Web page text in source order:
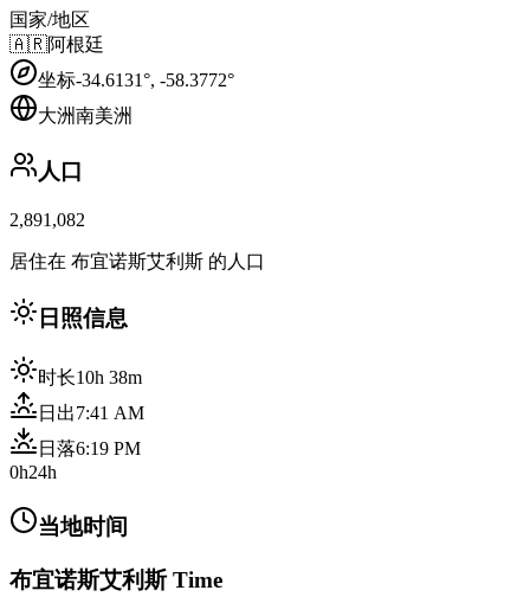
国家/地区
🇦🇷阿根廷
坐标-34.6131°, -58.3772°
大洲南美洲
人口
2,891,082
居住在 布宜诺斯艾利斯 的人口
日照信息
时长10h 38m
日出7:41 AM
日落6:19 PM
0h24h
当地时间
布宜诺斯艾利斯 Time